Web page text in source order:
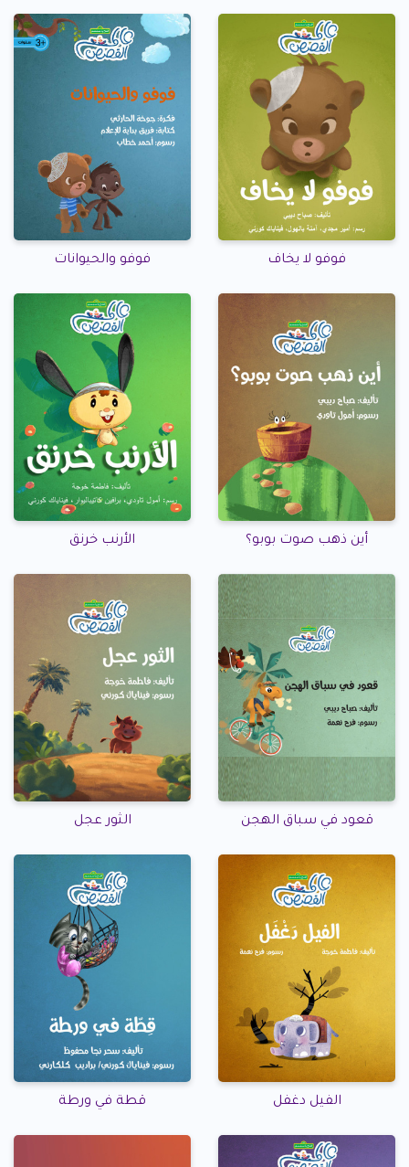
فوفو لا يخاف فوفو والحيوانات
أين ذهب صوت بوبو؟ الأرنب خرنق
قعود في سباق الهجن الثور عجل
الفيل دغفل قطة في ورطة